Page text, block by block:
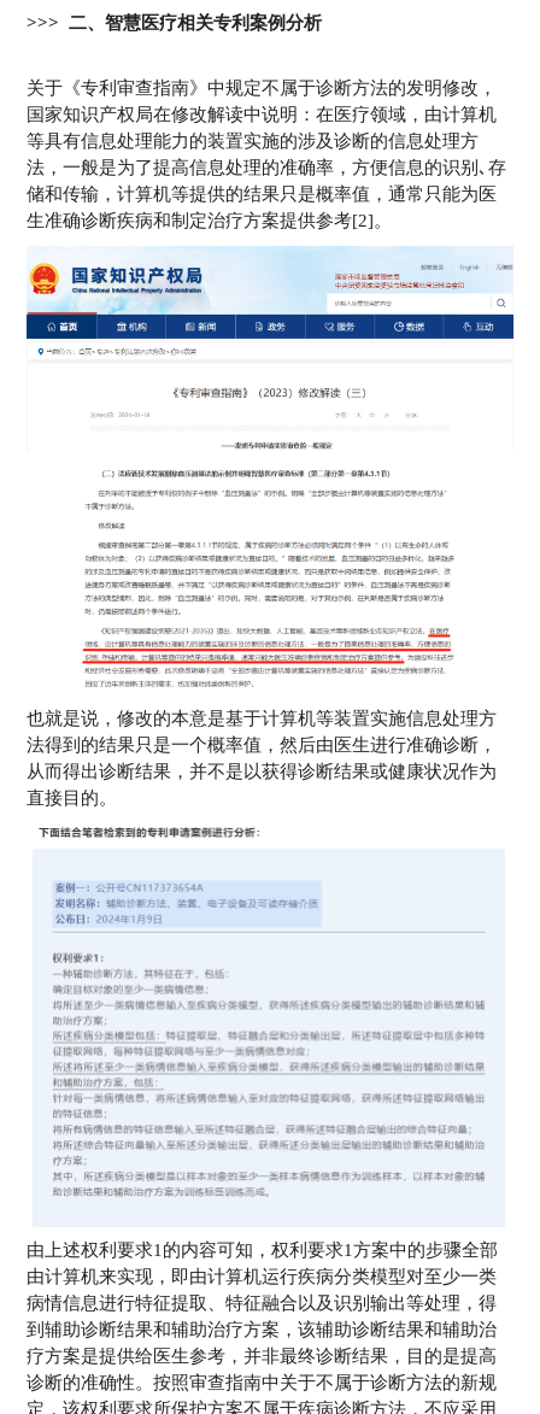
>>> 二、智慧医疗相关专利案例分析
关于《专利审查指南》中规定不属于诊断方法的发明修改，
国家知识产权局在修改解读中说明：在医疗领域，由计算机
等具有信息处理能力的装置实施的涉及诊断的信息处理方
法，一般是为了提高信息处理的准确率，方便信息的识别､存
储和传输，计算机等提供的结果只是概率值，通常只能为医
生准确诊断疾病和制定治疗方案提供参考[2]。
也就是说，修改的本意是基于计算机等装置实施信息处理方
法得到的结果只是一个概率值，然后由医生进行准确诊断，
从而得出诊断结果，并不是以获得诊断结果或健康状况作为
直接目的。
由上述权利要求1的内容可知，权利要求1方案中的步骤全部
由计算机来实现，即由计算机运行疾病分类模型对至少一类
病情信息进行特征提取、特征融合以及识别输出等处理，得
到辅助诊断结果和辅助治疗方案，该辅助诊断结果和辅助治
疗方案是提供给医生参考，并非最终诊断结果，目的是提高
诊断的准确性。按照审查指南中关于不属于诊断方法的新规
定，该权利要求所保护方案不属于疾病诊断方法，不应采用